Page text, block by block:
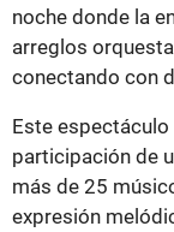
noche donde la
arreglos
conectando con
Este
participación de
más de 25
expresión